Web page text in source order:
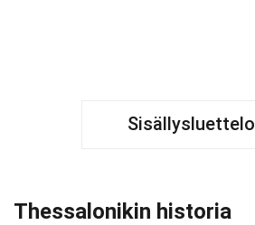
Sisällysluettelo
Thessalonikin historia